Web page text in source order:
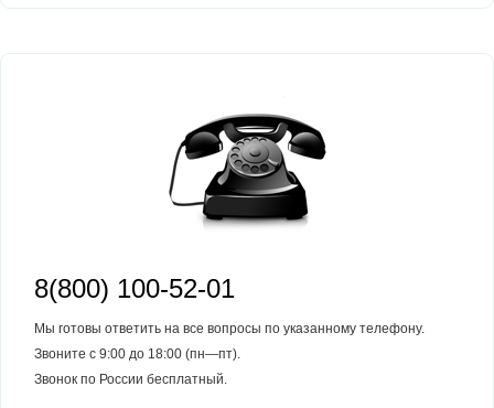
8(800) 100-52-01
Мы готовы ответить на все вопросы по указанному телефону.
Звоните с 9:00 до 18:00 (пн—пт).
Звонок по России бесплатный.